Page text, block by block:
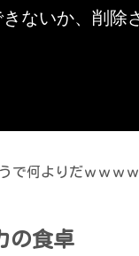
で何よりだｗｗｗｗ
の食卓